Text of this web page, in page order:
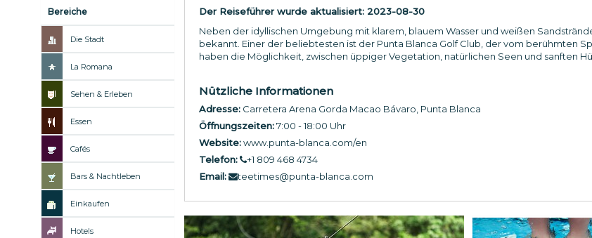
Bereiche
Die Stadt
La Romana
Sehen & Erleben
Essen
Cafés
Bars & Nachtleben
Einkaufen
Hotels
Der Reiseführer wurde aktualisiert: 2023-08-30
Neben der idyllischen Umgebung mit klarem, blauem Wasser und weißen
bekannt. Einer der beliebtesten ist der Punta Blanca Golf Club, der vom berühmten
haben die Möglichkeit, zwischen üppiger Vegetation, natürlichen Seen und sanften
Nützliche Informationen
Adresse: Carretera Arena Gorda Macao Bávaro, Punta Blanca
Öffnungszeiten:7:00 - 18:00 Uhr
Website:www.punta-blanca.com/en
Telefon:
+1 809 468 4734
Email:
teetimes@punta-blanca.com